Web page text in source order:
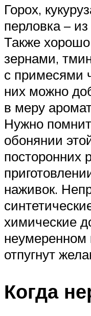
Горох,
перловка –
Также
зернами,
с примесями
них можно
в меру
Нужно
обонянии
посторонних
наживок.
химические
неумеренном
отпугнут
Когда